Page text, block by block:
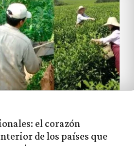
el corazón
de los países que